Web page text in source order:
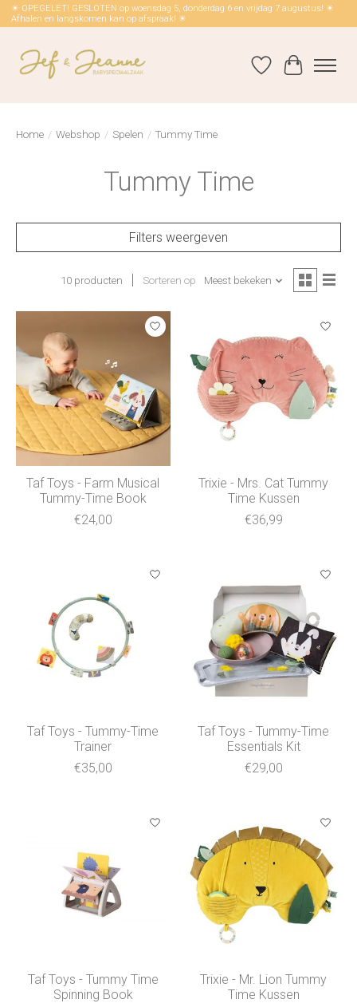
☀ OPEGELET! GESLOTEN op woensdag 5, donderdag 6 en vrijdag 7 augustus! ☀
Afhalen en langskomen kan op afspraak! ☀
Verlanglijst
Home / Webshop / Spelen / Tummy Time
Tummy Time
Filters weergeven
10 producten Sorteren op Meest bekeken
Taf Toys - Farm Musical
Tummy-Time Book
€24,00
Trixie - Mrs. Cat Tummy
Time Kussen
€36,99
Taf Toys - Tummy-Time
Trainer
€35,00
Taf Toys - Tummy-Time
Essentials Kit
€29,00
Taf Toys - Tummy Time
Spinning Book
Trixie - Mr. Lion Tummy
Time Kussen